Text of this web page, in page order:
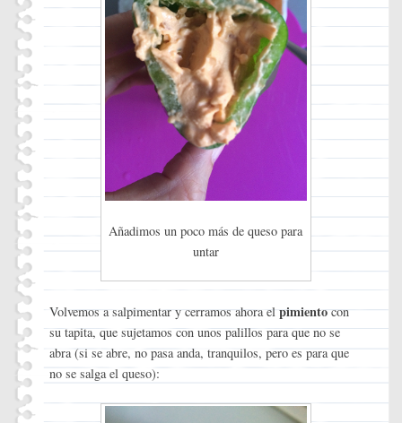
Añadimos un poco más de queso para
untar
Volvemos a salpimentar y cerramos ahora el pimientocon
su tapita, que sujetamos con unos palillos para que no se
abra (si se abre, no pasa anda, tranquilos, pero es para que
no se salga el queso):